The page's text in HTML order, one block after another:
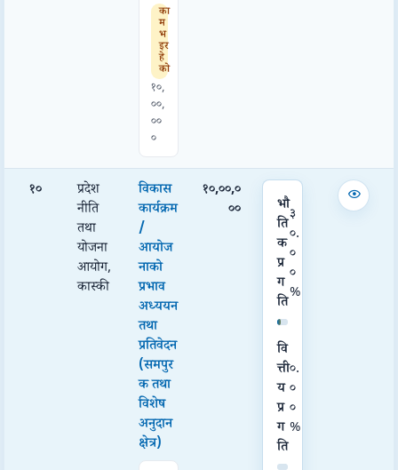
का
म
भ
इर
हे
को
१०,
००,
००
०
१०
प्रदेश
नीति
तथा
योजना
आयोग,
कास्की
विकास
कार्यक्रम
/
आयोज
नाको
प्रभाव
अध्ययन
तथा
प्रतिवेदन
(समपुर
क तथा
विशेष
अनुदान
क्षेत्र)
१०,००,०
००
भौ
ति
क
प्र
ग
ति
३
०.
०
०
%
वि
त्ती
य
प्र
ग
ति
०.
०
०
%